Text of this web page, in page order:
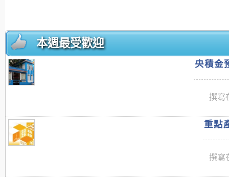
本週最受歡迎
央積金
撰寫
重點
撰寫